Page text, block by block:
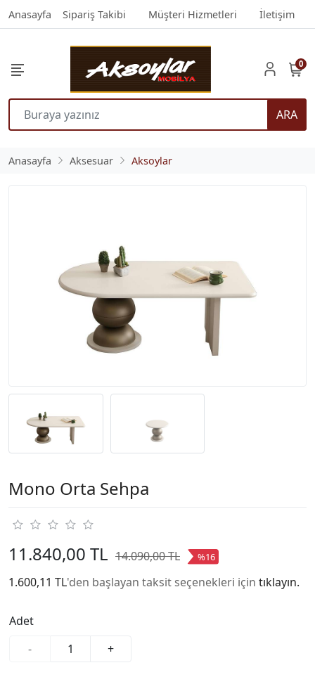
Anasayfa Sipariş Takibi Müşteri Hizmetleri İletişim
ARA
0
Anasayfa Aksesuar Aksoylar
Mono Orta Sehpa
11.840,00 TL 14.090,00 TL %16
1.600,11 TL'den başlayan taksit seçenekleri için tıklayın.
Adet
-
+